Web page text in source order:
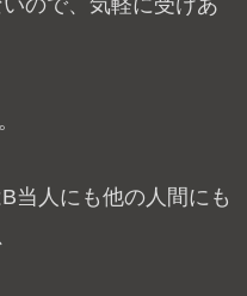
ので、気軽に受けあ
当人にも他の人間にも